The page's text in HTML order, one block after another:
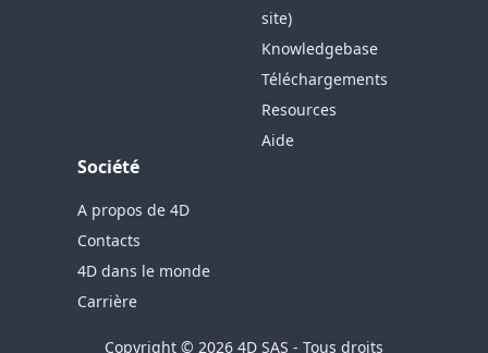
site)
Knowledgebase
Téléchargements
Resources
Aide
Société
A propos de 4D
Contacts
4D dans le monde
Carrière
Copyright © 2026 4D SAS - Tous droits